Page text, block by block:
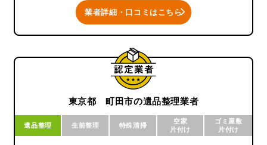
は持ち運びが難しい備品も安全
に運び出します。運搬から不用
ます。また、家財整理の段階か
ら生前整理を始めておくことを
推奨します。身体が元気で正確
な判断ができるうちに自らの財
遺族間のトラブル勃発を防ぎま
す。不動産や土地売買・遺言書
業者詳細・口コミはこちら
東京都 町田市の遺品整理業者
遺品整理 生前整理 特殊清掃
空家
片付け
ゴミ屋敷
片付け